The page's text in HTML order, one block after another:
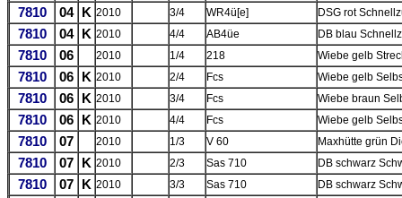
7810 04 K 2010 3/4 WR4ü[e] DSG rot
7810 04 K 2010 4/4 AB4üe DB blau
7810 06 2010 1/4 218 Wiebe gelb
7810 06 K 2010 2/4 Fcs Wiebe gelb
7810 06 K 2010 3/4 Fcs Wiebe braun
7810 06 K 2010 4/4 Fcs Wiebe gelb
7810 07 2010 1/3 V 60 Maxhütte grün
7810 07 K 2010 2/3 Sas 710 DB schwarz
7810 07 K 2010 3/3 Sas 710 DB schwarz